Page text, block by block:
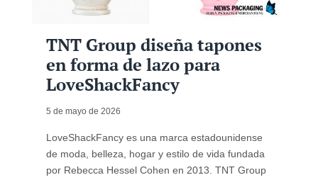
TNT Group diseña tapones
en forma de lazo para
LoveShackFancy
5 de mayo de 2026
LoveShackFancy es una marca estadounidense
de moda, belleza, hogar y estilo de vida fundada
por Rebecca Hessel Cohen en 2013. TNT Group